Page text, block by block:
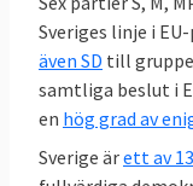
procent av
som små.
regeringen
EU-politik,
Sveriges linje i
även SD till
samtliga beslut i
en hög grad av
Sverige ärett av